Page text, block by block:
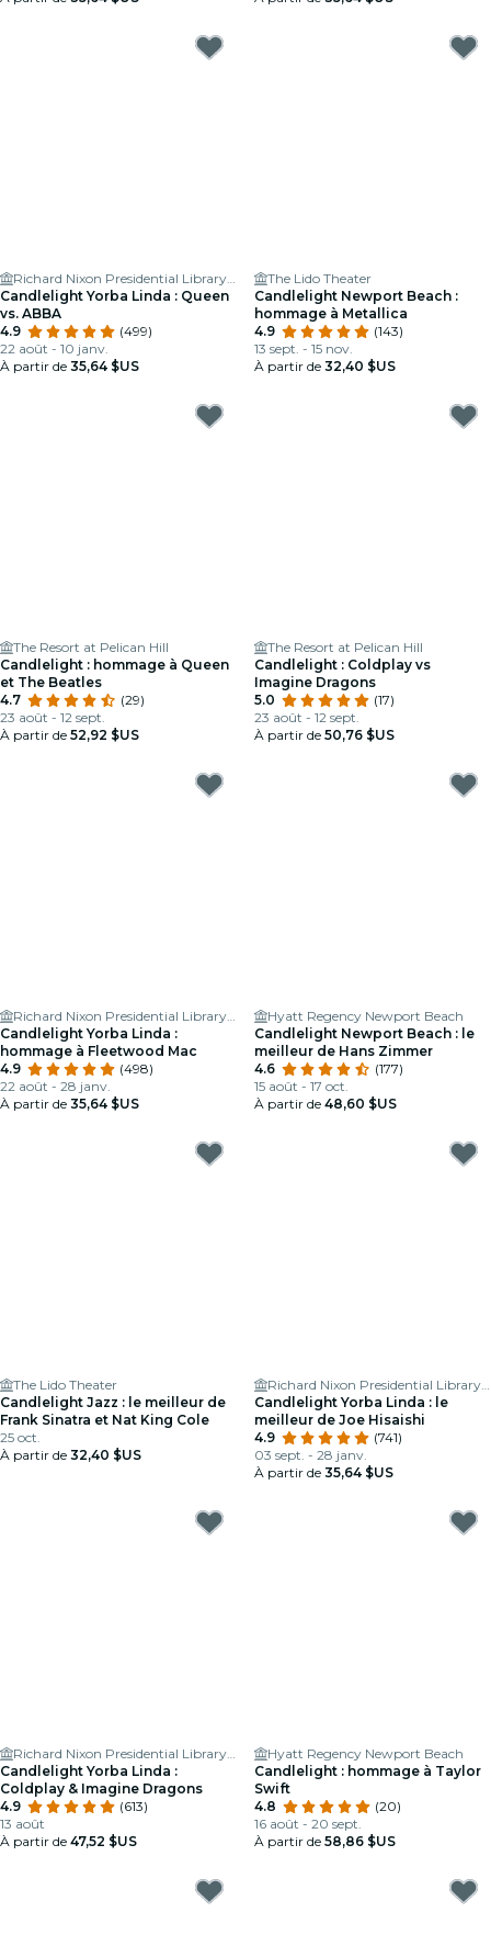
Richard Nixon Presidential Library & Museum
Candlelight Yorba Linda : Queen
vs. ABBA
4.9
(499)
22 août - 10 janv.
À partir de 35,64 $US
The Lido Theater
Candlelight Newport Beach :
hommage à Metallica
4.9
(143)
13 sept. - 15 nov.
À partir de 32,40 $US
The Resort at Pelican Hill
Candlelight : hommage à Queen
et The Beatles
4.7
(29)
23 août - 12 sept.
À partir de 52,92 $US
The Resort at Pelican Hill
Candlelight : Coldplay vs
Imagine Dragons
5.0
(17)
23 août - 12 sept.
À partir de 50,76 $US
Richard Nixon Presidential Library & Museum
Candlelight Yorba Linda :
hommage à Fleetwood Mac
4.9
(498)
22 août - 28 janv.
À partir de 35,64 $US
Hyatt Regency Newport Beach
Candlelight Newport Beach : le
meilleur de Hans Zimmer
4.6
(177)
15 août - 17 oct.
À partir de 48,60 $US
The Lido Theater
Candlelight Jazz : le meilleur de
Frank Sinatra et Nat King Cole
25 oct.
À partir de 32,40 $US
Richard Nixon Presidential Library & Museum
Candlelight Yorba Linda : le
meilleur de Joe Hisaishi
4.9
(741)
03 sept. - 28 janv.
À partir de 35,64 $US
Richard Nixon Presidential Library & Museum
Candlelight Yorba Linda :
Coldplay & Imagine Dragons
4.9
(613)
13 août
À partir de 47,52 $US
Hyatt Regency Newport Beach
Candlelight : hommage à Taylor
Swift
4.8
(20)
16 août - 20 sept.
À partir de 58,86 $US